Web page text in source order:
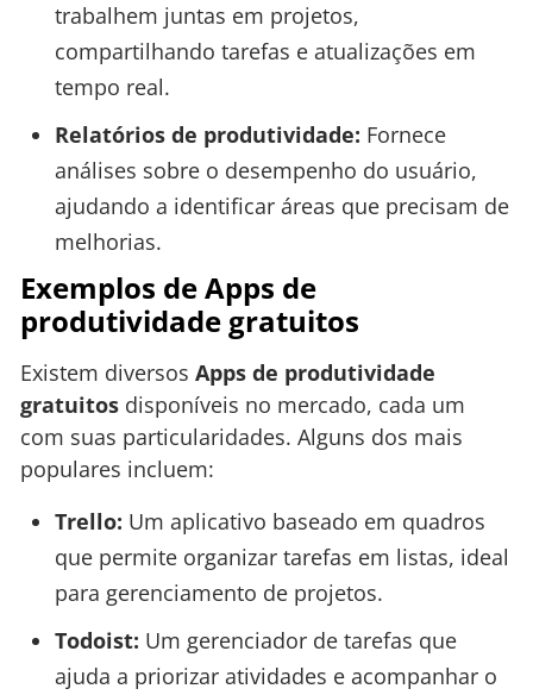
trabalhem juntas em projetos,
compartilhando tarefas e atualizações em
tempo real.
Relatórios de produtividade: Fornece
análises sobre o desempenho do usuário,
ajudando a identificar áreas que precisam de
melhorias.
Exemplos de Apps de
produtividade gratuitos
Existem diversos Apps de produtividade
gratuitos disponíveis no mercado, cada um
com suas particularidades. Alguns dos mais
populares incluem:
Trello: Um aplicativo baseado em quadros
que permite organizar tarefas em listas, ideal
para gerenciamento de projetos.
Todoist: Um gerenciador de tarefas que
ajuda a priorizar atividades e acompanhar o